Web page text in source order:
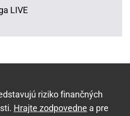
LIVE
riziko finančných
Hrajte zodpovedne a pre